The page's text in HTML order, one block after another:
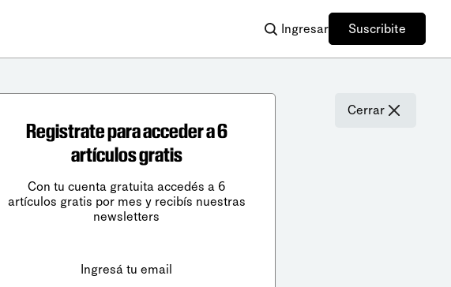
Ingresar Suscribite
Cerrar
Registrate para acceder a 6
artículos gratis
Con tu cuenta gratuita accedés a 6
artículos gratis por mes y recibís nuestras
newsletters
Ingresá tu email